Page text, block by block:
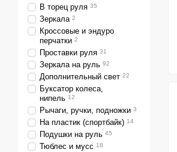
В торец руля 35
Зеркала 2
Кроссовые и эндуро
перчатки 2
Проставки руля 31
Зеркала на руль 92
Дополнительный свет 22
Буксатор колеса,
нипель 12
Рычаги, ручки, подножки 3
На пластик (спортбайк) 14
Подушки на руль 45
Тюблес и мусс 18